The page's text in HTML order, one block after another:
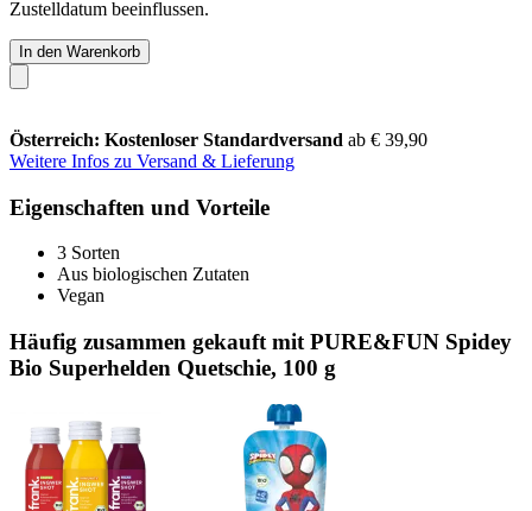
Zustelldatum beeinflussen.
In den Warenkorb
Österreich: Kostenloser Standardversand ab € 39,90
Weitere Infos zu Versand & Lieferung
Eigenschaften und Vorteile
3 Sorten
Aus biologischen Zutaten
Vegan
Häufig zusammen gekauft mit PURE&FUN Spidey
Bio Superhelden Quetschie, 100 g